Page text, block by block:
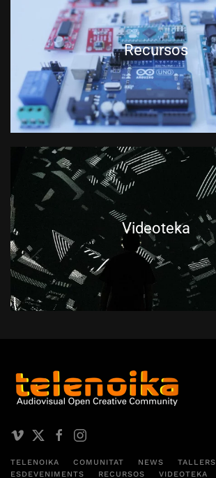
Recursos
Videoteka
TELENOIKA COMUNITAT NEWS TALLERS
ESDEVENIMENTS
RECURSOS VIDEOTEKA